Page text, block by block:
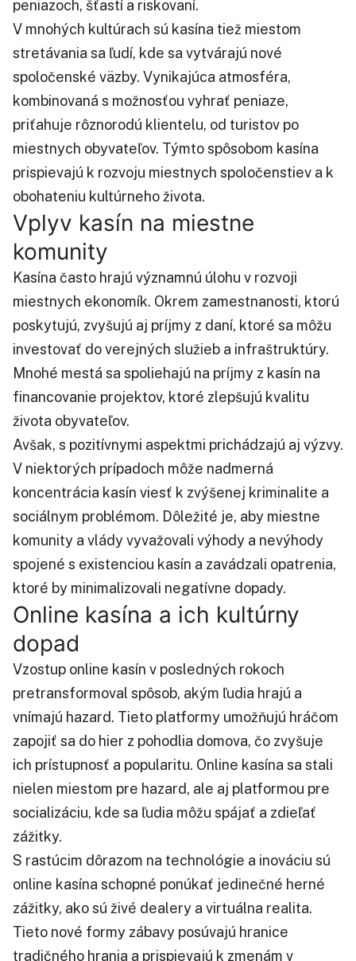
peniazoch, šťastí a riskovaní.
V mnohých kultúrach sú kasína tiež miestom
stretávania sa ľudí, kde sa vytvárajú nové
spoločenské väzby. Vynikajúca atmosféra,
kombinovaná s možnosťou vyhrať peniaze,
priťahuje rôznorodú klientelu, od turistov po
miestnych obyvateľov. Týmto spôsobom kasína
prispievajú k rozvoju miestnych spoločenstiev a k
obohateniu kultúrneho života.
Vplyv kasín na miestne
komunity
Kasína často hrajú významnú úlohu v rozvoji
miestnych ekonomík. Okrem zamestnanosti, ktorú
poskytujú, zvyšujú aj príjmy z daní, ktoré sa môžu
investovať do verejných služieb a infraštruktúry.
Mnohé mestá sa spoliehajú na príjmy z kasín na
financovanie projektov, ktoré zlepšujú kvalitu
života obyvateľov.
Avšak, s pozitívnymi aspektmi prichádzajú aj výzvy.
V niektorých prípadoch môže nadmerná
koncentrácia kasín viesť k zvýšenej kriminalite a
sociálnym problémom. Dôležité je, aby miestne
komunity a vlády vyvažovali výhody a nevýhody
spojené s existenciou kasín a zavádzali opatrenia,
ktoré by minimalizovali negatívne dopady.
Online kasína a ich kultúrny
dopad
Vzostup online kasín v posledných rokoch
pretransformoval spôsob, akým ľudia hrajú a
vnímajú hazard. Tieto platformy umožňujú hráčom
zapojiť sa do hier z pohodlia domova, čo zvyšuje
ich prístupnosť a popularitu. Online kasína sa stali
nielen miestom pre hazard, ale aj platformou pre
socializáciu, kde sa ľudia môžu spájať a zdieľať
zážitky.
S rastúcim dôrazom na technológie a inováciu sú
online kasína schopné ponúkať jedinečné herné
zážitky, ako sú živé dealery a virtuálna realita.
Tieto nové formy zábavy posúvajú hranice
tradičného hrania a prispievajú k zmenám v